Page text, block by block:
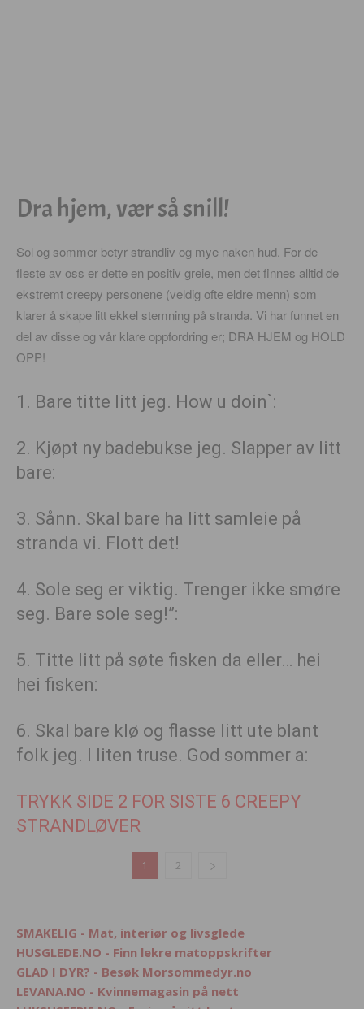
Dra hjem, vær så snill!
Sol og sommer betyr strandliv og mye naken hud. For de
fleste av oss er dette en positiv greie, men det finnes alltid de
ekstremt creepy personene (veldig ofte eldre menn) som
klarer å skape litt ekkel stemning på stranda. Vi har funnet en
del av disse og vår klare oppfordring er; DRA HJEM og HOLD
OPP!
1. Bare titte litt jeg. How u doin`:
2. Kjøpt ny badebukse jeg. Slapper av litt
bare:
3. Sånn. Skal bare ha litt samleie på
stranda vi. Flott det!
4. Sole seg er viktig. Trenger ikke smøre
seg. Bare sole seg!”:
5. Titte litt på søte fisken da eller… hei
hei fisken:
6. Skal bare klø og flasse litt ute blant
folk jeg. I liten truse. God sommer a:
TRYKK SIDE 2 FOR SISTE 6 CREEPY
STRANDLØVER
1 2
SMAKELIG - Mat, interiør og livsglede
HUSGLEDE.NO - Finn lekre matoppskrifter
GLAD I DYR? - Besøk Morsommedyr.no
LEVANA.NO - Kvinnemagasin på nett